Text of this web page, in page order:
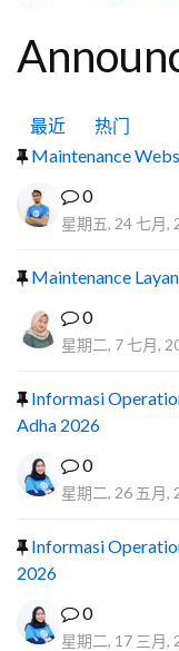
最近
热门
Maintenance
0
星期五, 24 七月,
Maintenance
0
星期二, 7 七月,
Informasi
Adha 2026
0
星期二, 26 五月,
Informasi
2026
0
星期二, 17 三月,